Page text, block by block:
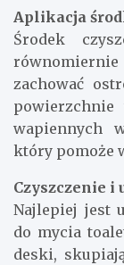
Aplikacja
Środek
równomiernie
zachować
powierzchnie
wapiennych
który pomoże
Czyszczenie i
Najlepiej jest
do mycia
deski,